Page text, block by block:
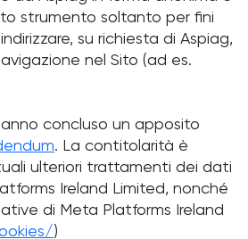
strumento soltanto per fini
su richiesta di Aspiag,
nel Sito (ad es.
concluso un apposito
. La contitolarità è
ulteriori trattamenti dei dati
Ireland Limited, nonché
di Meta Platforms Ireland
)